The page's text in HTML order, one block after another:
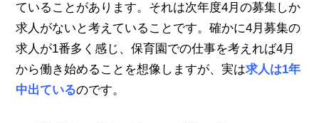
ていることがあります。それは次年度4月の募集しか
求人がないと考えていることです。確かに4月募集の
求人が1番多く感じ、保育園での仕事を考えれば4月
から働き始めることを想像しますが、実は求人は1年
中出ているのです。